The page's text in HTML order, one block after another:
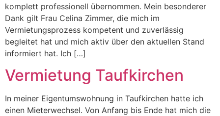
komplett professionell übernommen. Mein besonderer
Dank gilt Frau Celina Zimmer, die mich im
Vermietungsprozess kompetent und zuverlässig
begleitet hat und mich aktiv über den aktuellen Stand
informiert hat. Ich […]
Vermietung Taufkirchen
In meiner Eigentumswohnung in Taufkirchen hatte ich
einen Mieterwechsel. Von Anfang bis Ende hat mich die